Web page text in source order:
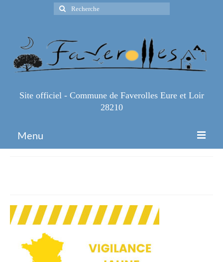
Rechercher
:
Site officiel - Commune de Faverolles Eure et Loir
28210
Menu
Infos Pratiques
Infos règlementaires
Contact et horaires